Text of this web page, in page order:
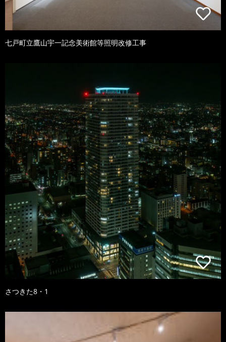
七戸町立鷹山宇一記念美術館等照明改修工事
さつきた8・1